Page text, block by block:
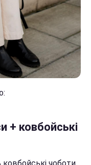
+ ковбойські